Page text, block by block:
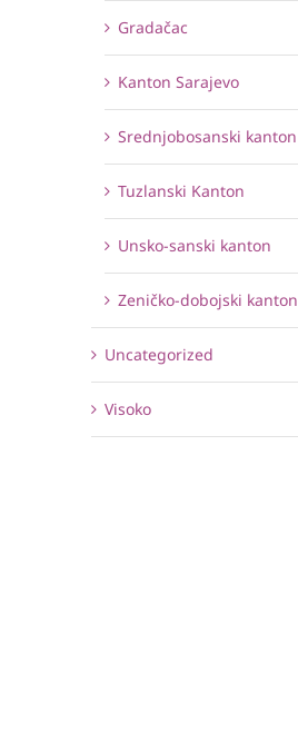
Gradačac
Kanton Sarajevo
Srednjobosanski kanton
Tuzlanski Kanton
Unsko-sanski kanton
Zeničko-dobojski kanton
Uncategorized
Visoko